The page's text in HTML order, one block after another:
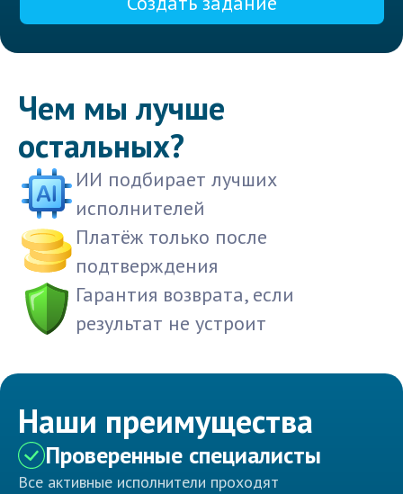
Чем мы лучше
остальных?
ИИ подбирает лучших
исполнителей
Платёж только после
подтверждения
Гарантия возврата, если
результат не устроит
Наши преимущества
Проверенные специалисты
Все активные исполнители проходят